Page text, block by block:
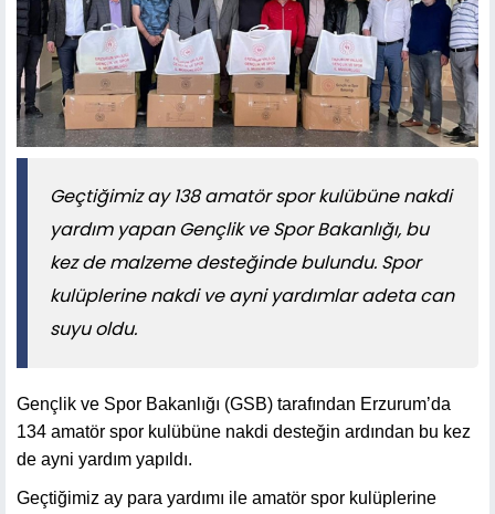
Geçtiğimiz ay 138 amatör spor kulübüne nakdi
yardım yapan Gençlik ve Spor Bakanlığı, bu
kez de malzeme desteğinde bulundu. Spor
kulüplerine nakdi ve ayni yardımlar adeta can
suyu oldu.
Gençlik ve Spor Bakanlığı (GSB) tarafından Erzurum’da
134 amatör spor kulübüne nakdi desteğin ardından bu kez
de ayni yardım yapıldı.
Geçtiğimiz ay para yardımı ile amatör spor kulüplerine